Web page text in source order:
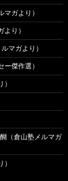
ガより）
り）
マガより）
傑作選）
（倉山塾メルマガ